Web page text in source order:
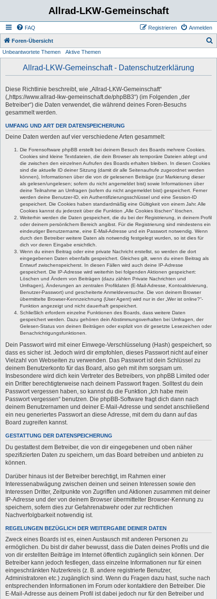
Allrad-LKW-Gemeinschaft
FAQ Anmelden
Registrieren
Foren-Übersicht
Unbeantwortete Themen Aktive Themen
Allrad-LKW-Gemeinschaft - Datenschutzerklärung
Diese Richtlinie beschreibt, wie „Allrad-LKW-Gemeinschaft“
(„https://www.allrad-lkw-gemeinschaft.de/phpBB3“) (im Folgenden „der
Betreiber“) die Daten verwendet, die während deines Foren-Besuchs
gesammelt werden.
UMFANG UND ART DER DATENSPEICHERUNG
Deine Daten werden auf vier verschiedene Arten gesammelt:
Die Forensoftware phpBB erstellt bei deinem Besuch des Boards mehrere Cookies.
Cookies sind kleine Textdateien, die dein Browser als temporäre Dateien ablegt und
die zwischen den einzelnen Aufrufen des Boards erhalten bleiben. In diesen Cookies
sind die aktuelle ID deiner Sitzung (damit dir alle Seitenaufrufe zugeordnet werden
können), Informationen über die von dir gelesenen Beiträge (zur Markierung dieser
als gelesen/ungelesen; sofern du nicht angemeldet bist) sowie Informationen über
deine Teilnahme an Umfragen (sofern du nicht angemeldet bist) gespeichert. Ferner
werden deine Benutzer-ID, ein Authentifizierungsschlüssel und eine Session-ID
gespeichert. Die Cookies haben standardmäßig eine Gültigkeit von einem Jahr. Alle
Cookies kannst du jederzeit über die Funktion „Alle Cookies löschen“ löschen.
Weiterhin werden die Daten gespeichert, die du bei der Registrierung, in deinem Profil
oder deinem persönlichem Bereich angibst. Für die Registrierung sind mindestens ein
eindeutiger Benutzername, eine E-Mail-Adresse und ein Passwort notwendig. Wenn
durch den Betreiber weitere Daten als notwendig festgelegt wurden, so ist dies für
dich vor deren Eingabe ersichtlich.
Wenn du einen Beitrag oder eine private Nachricht erstellst, so werden die dort
eingegebenen Daten ebenfalls gespeichert. Gleiches gilt, wenn du einen Beitrag als
Entwurf zwischenspeicherst. In diesen Fällen wird auch deine IP-Adresse
gespeichert. Die IP-Adresse wird weiterhin bei folgenden Aktionen gespeichert:
Löschen und Ändern von Beiträgen (dazu zählen Private Nachrichten und
Umfragen), Änderungen an zentralen Profildaten (E-Mail-Adresse, Kontoaktivierung,
Benutzer-Passwort) und gescheiterte Anmeldeversuche. Die von deinem Browser
übermittelte Browser-Kennzeichnung (User Agent) wird nur in der „Wer ist online?“-
Funktion angezeigt und nicht dauerhaft gespeichert.
Schließlich erfordern einzelne Funktionen des Boards, dass weitere Daten
gespeichert werden. Dazu gehören dein Abstimmungsverhalten bei Umfragen, der
Gelesen-Status von deinen Beiträgen oder explizit von dir gesetzte Lesezeichen oder
Benachrichtigungsfunktionen.
Dein Passwort wird mit einer Einwege-Verschlüsselung (Hash) gespeichert, so
dass es sicher ist. Jedoch wird dir empfohlen, dieses Passwort nicht auf einer
Vielzahl von Webseiten zu verwenden. Das Passwort ist dein Schlüssel zu
deinem Benutzerkonto für das Board, also geh mit ihm sorgsam um.
Insbesondere wird dich kein Vertreter des Betreibers, von phpBB Limited oder
ein Dritter berechtigterweise nach deinem Passwort fragen. Solltest du dein
Passwort vergessen haben, so kannst du die Funktion „Ich habe mein
Passwort vergessen“ benutzen. Die phpBB-Software fragt dich dann nach
deinem Benutzernamen und deiner E-Mail-Adresse und sendet anschließend
ein neu generiertes Passwort an diese Adresse, mit dem du dann auf das
Board zugreifen kannst.
GESTATTUNG DER DATENSPEICHERUNG
Du gestattest dem Betreiber, die von dir eingegebenen und oben näher
spezifizierten Daten zu speichern, um das Board betreiben und anbieten zu
können.
Darüber hinaus ist der Betreiber berechtigt, im Rahmen einer
Interessenabwägung zwischen deinen und seinen Interessen sowie den
Interessen Dritter, Zeitpunkte von Zugriffen und Aktionen zusammen mit deiner
IP-Adresse und der von deinem Browser übermittelter Browser-Kennung zu
speichern, sofern dies zur Gefahrenabwehr oder zur rechtlichen
Nachverfolgbarkeit notwendig ist.
REGELUNGEN BEZÜGLICH DER WEITERGABE DEINER DATEN
Zweck eines Boards ist es, einen Austausch mit anderen Personen zu
ermöglichen. Du bist dir daher bewusst, dass die Daten deines Profils und die
von dir erstellten Beiträge im Internet öffentlich zugänglich sein können. Der
Betreiber kann jedoch festlegen, dass einzelne Informationen nur für einen
eingeschränkten Nutzerkreis (z. B. andere registrierte Benutzer,
Administratoren etc.) zugänglich sind. Wenn du Fragen dazu hast, suche nach
entsprechenden Informationen im Forum oder kontaktiere den Betreiber. Die
E-Mail-Adresse aus deinem Profil ist dabei jedoch nur für den Betreiber und